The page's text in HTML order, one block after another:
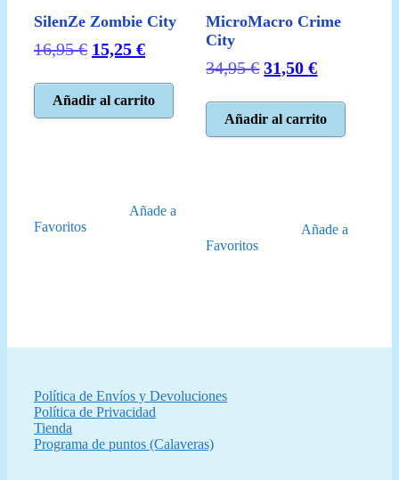
SilenZe Zombie City
16,95€ El
original
era:
15,25 €El
actual
es:
Añadir al carrito
Añade a
Favoritos
MicroMacro Crime
City
34,95€ El
original
era:
31,50€El
actual
es:
Añadir al carrito
Añade a
Favoritos
Política de Envíos y Devoluciones
Política de Privacidad
Tienda
Programa de puntos (Calaveras)